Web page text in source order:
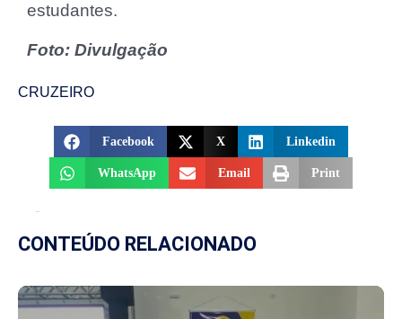
estudantes.
Foto: Divulgação
CRUZEIRO
Facebook X Linkedin
WhatsApp Email Print
CONTEÚDO RELACIONADO